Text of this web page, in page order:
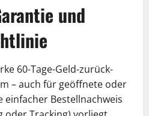
und
60-Tage-Geld-zurück-
– auch für geöffnete oder
einfacher Bestellnachweis